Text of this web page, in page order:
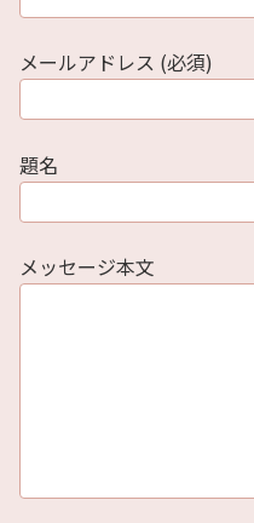
メールアドレス (必須)
題名
メッセージ本文